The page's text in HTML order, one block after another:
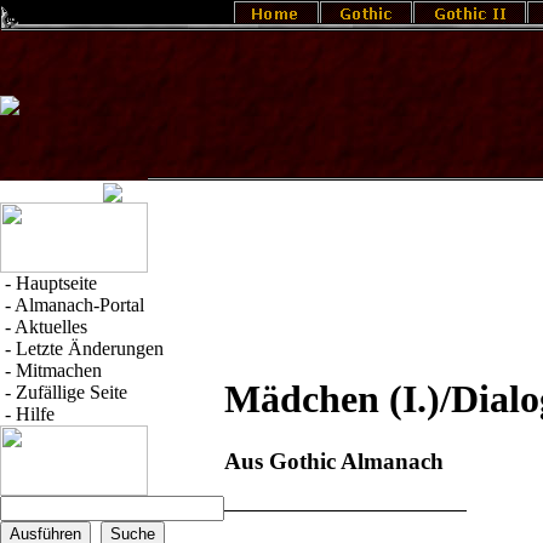
- Hauptseite
- Almanach-Portal
- Aktuelles
- Letzte Änderungen
- Mitmachen
- Zufällige Seite
- Hilfe Mädchen (I.)/
Aus Gothic Almanach